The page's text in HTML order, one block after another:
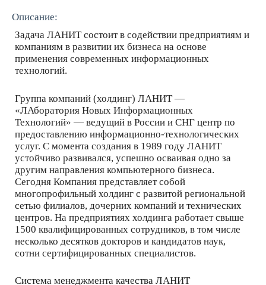
Описание:
Задача ЛАНИТ состоит в содействии предприятиям и
компаниям в развитии их бизнеса на основе
применения современных информационных
технологий.
Группа компаний (холдинг) ЛАНИТ —
«ЛАборатория Новых Информационных
Технологий» — ведущий в России и СНГ центр по
предоставлению информационно-технологических
услуг. С момента создания в 1989 году ЛАНИТ
устойчиво развивался, успешно осваивая одно за
другим направления компьютерного бизнеса.
Cегодня Компания представляет собой
многопрофильный холдинг с развитой региональной
сетью филиалов, дочерних компаний и технических
центров. На предприятиях холдинга работает свыше
1500 квалифицированных сотрудников, в том числе
несколько десятков докторов и кандидатов наук,
сотни сертифицированных специалистов.
Система менеджмента качества ЛАНИТ